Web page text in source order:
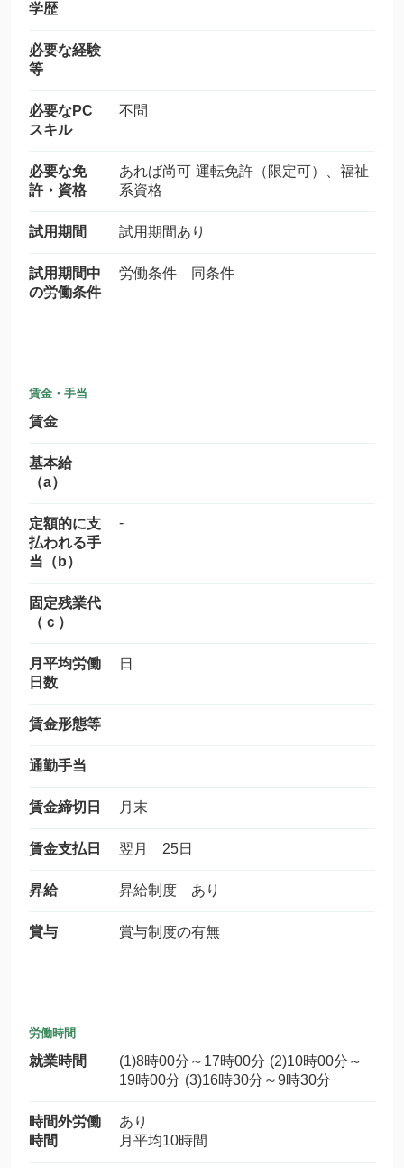
学歴
必要な経験
等
必要なPC
スキル
不問
必要な免
許・資格
あれば尚可 運転免許（限定可）、福祉
系資格
試用期間 試用期間あり
試用期間中
の労働条件
労働条件 同条件
賃金・手当
賃金
基本給
（a）
定額的に支
払われる手
当（b）
-
固定残業代
（ｃ）
月平均労働
日数
日
賃金形態等
通勤手当
賃金締切日 月末
賃金支払日 翌月 25日
昇給 昇給制度 あり
賞与 賞与制度の有無
労働時間
就業時間
(1)8時00分～17時00分 (2)10時00分～
19時00分 (3)16時30分～9時30分
時間外労働
時間
あり
月平均10時間